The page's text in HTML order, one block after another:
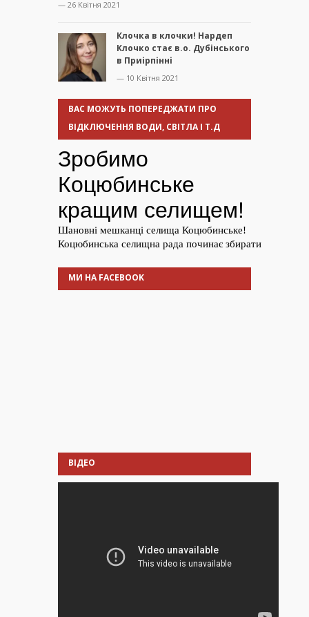
— 26 Квітня 2021
Клочка в клочки! Нардеп
Клочко стає в.о. Дубінського
в Приірпінні
— 10 Квітня 2021
ВАС МОЖУТЬ ПОПЕРЕДЖАТИ ПРО
ВІДКЛЮЧЕННЯ ВОДИ, СВІТЛА І Т.Д
МИ НА FACEBOOK
ВІДЕО